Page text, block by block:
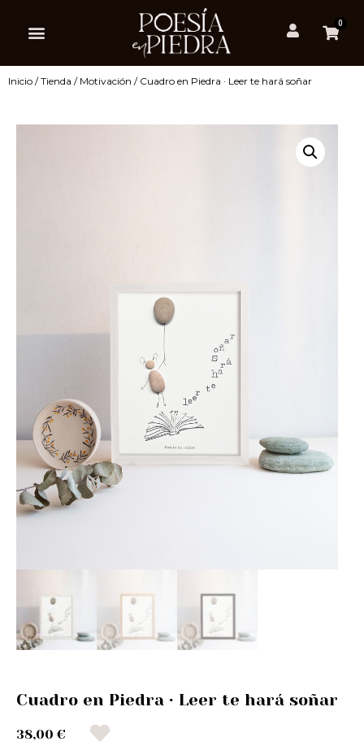
0
Inicio /Tienda / Motivación / Cuadro en Piedra · Leer te hará soñar
Cuadro en Piedra · Leer te hará soñar
38,00 €